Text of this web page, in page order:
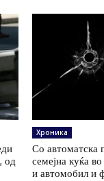
од
Хроника
Со автоматска
семејна куќа
и автомобил и